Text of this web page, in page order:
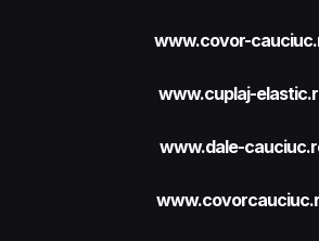
www.covor-
www.cuplaj-
www.dale-